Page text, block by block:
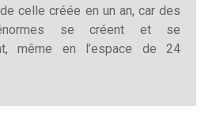
celle créée en un an, car des
se créent et se
même en l’espace de 24